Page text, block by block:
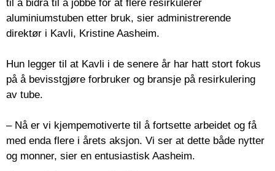
til å bidra til å jobbe for at flere resirkulerer
aluminiumstuben etter bruk, sier administrerende
direktør i Kavli, Kristine Aasheim.
Hun legger til at Kavli i de senere år har hatt stort fokus
på å bevisstgjøre forbruker og bransje på resirkulering
av tube.
– Nå er vi kjempemotiverte til å fortsette arbeidet og få
med enda flere i årets aksjon. Vi ser at dette både nytter
og monner, sier en entusiastisk Aasheim.